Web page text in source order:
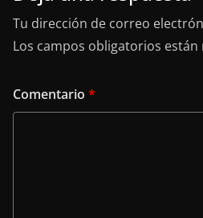
Tu dirección de correo
Los campos obligatorios están
Comentario *